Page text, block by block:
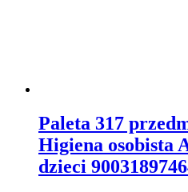
Paleta 317
Higiena osobista
dzieci